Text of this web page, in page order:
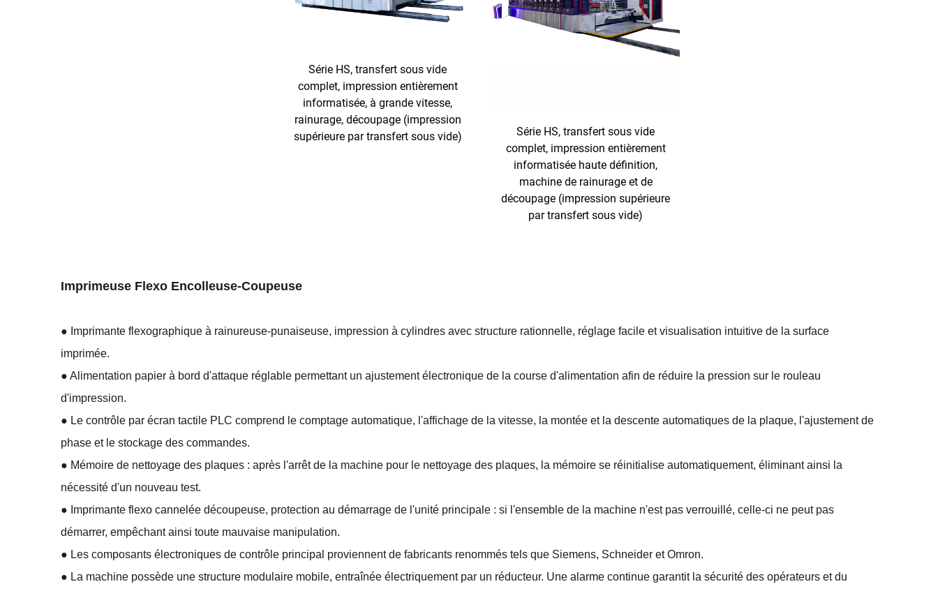
Série HS, transfert sous vide
complet, impression entièrement
informatisée, à grande vitesse,
rainurage, découpage (impression
supérieure par transfert sous vide)
Série HS, transfert sous vide
complet, impression entièrement
informatisée haute définition,
machine de rainurage et de
découpage (impression supérieure
par transfert sous vide)
Imprimeuse Flexo Encolleuse-Coupeuse
● Imprimante flexographique à rainureuse-punaiseuse, impression à cylindres avec structure rationnelle, réglage facile et visualisation intuitive de la surface
imprimée.
● Alimentation papier à bord d'attaque réglable permettant un ajustement électronique de la course d'alimentation afin de réduire la pression sur le rouleau
d'impression.
● Le contrôle par écran tactile PLC comprend le comptage automatique, l'affichage de la vitesse, la montée et la descente automatiques de la plaque, l'ajustement de
phase et le stockage des commandes.
● Mémoire de nettoyage des plaques : après l'arrêt de la machine pour le nettoyage des plaques, la mémoire se réinitialise automatiquement, éliminant ainsi la
nécessité d'un nouveau test.
● Imprimante flexo cannelée découpeuse, protection au démarrage de l'unité principale : si l'ensemble de la machine n'est pas verrouillé, celle-ci ne peut pas
démarrer, empêchant ainsi toute mauvaise manipulation.
● Les composants électroniques de contrôle principal proviennent de fabricants renommés tels que Siemens, Schneider et Omron.
● La machine possède une structure modulaire mobile, entraînée électriquement par un réducteur. Une alarme continue garantit la sécurité des opérateurs et du